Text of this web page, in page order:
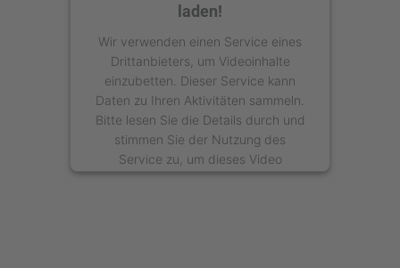
laden!
Wir verwenden einen Service eines
Drittanbieters, um Videoinhalte
einzubetten. Dieser Service kann
Daten zu Ihren Aktivitäten sammeln.
Bitte lesen Sie die Details durch und
stimmen Sie der Nutzung des
Service zu, um dieses Video
anzusehen.